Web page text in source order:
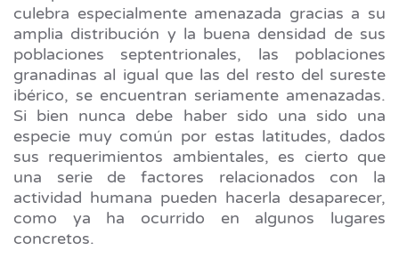
culebra especialmente amenazada gracias a su
amplia distribución y la buena densidad de sus
poblaciones septentrionales, las poblaciones
granadinas al igual que las del resto del sureste
ibérico, se encuentran seriamente amenazadas.
Si bien nunca debe haber sido una sido una
especie muy común por estas latitudes, dados
sus requerimientos ambientales, es cierto que
una serie de factores relacionados con la
actividad humana pueden hacerla desaparecer,
como ya ha ocurrido en algunos lugares
concretos.